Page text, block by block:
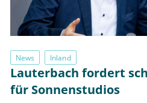
News Inland
Lauterbach fordert
für Sonnenstudios